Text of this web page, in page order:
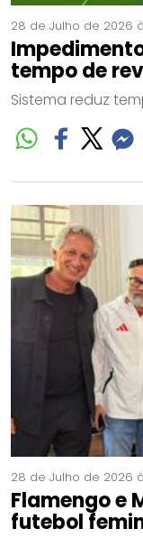
28 de Julho de 2026
tempo de
Sistema reduz
28 de Julho de 2026
Flamengo e
futebol